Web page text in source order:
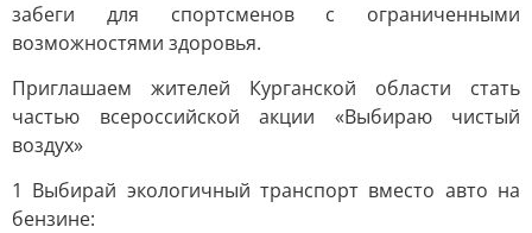
забеги для спортсменов с ограниченными
возможностями здоровья.
Приглашаем жителей Курганской области стать
частью всероссийской акции «Выбираю чистый
воздух»
1 Выбирай экологичный транспорт вместо авто на
бензине: